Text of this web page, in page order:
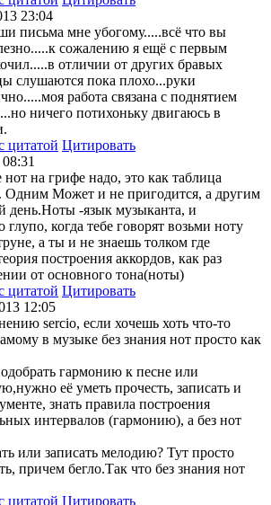
23:04
письма мне убогому.....всё что вы
сожалению я ещё с первым
отличии от других бравых
слушаются пока плохо...руки
я работа связана с поднятием
о ничего потихоньку двигаюсь в
цитатой Цитировать
на грифе надо, это как таблица
Одним Может и не пригодится, а другим
день.Ноты -язык музыканта, и
когда тебе говорят возьми ноту
а ты и не знаешь толком где
построения аккордов, как раз
от основного тона(ноты)
цитатой Цитировать
12:05
sercio, если хочешь хоть что-то
в музыке без знания нот просто как
гармонию к песне или
её уметь прочесть, записать и
знать правила построения
интервалов (гармонию), а без нот
или записать мелодию? Тут просто
причем бегло.Так что без знания нот
цитатой Цитировать